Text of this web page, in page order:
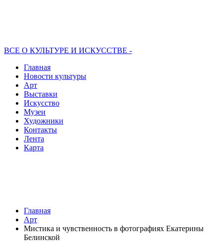
ВСЕ О КУЛЬТУРЕ И ИСКУССТВЕ -
Главная
Новости культуры
Арт
Выставки
Искусство
Музеи
Художники
Контакты
Лента
Карта
Главная
Арт
Мистика и чувственность в фотографиях Екатерины
Белинской